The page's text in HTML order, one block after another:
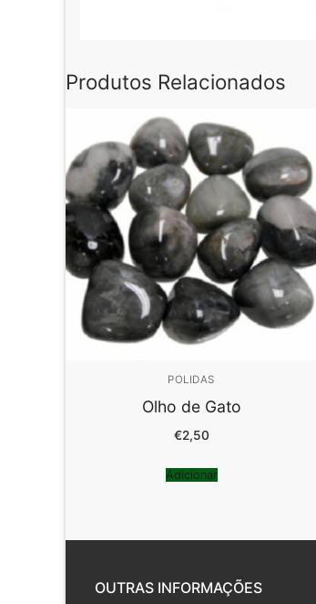
Produtos Relacionados
POLIDAS
Olho de Gato
€2,50
Adicionar
OUTRAS INFORMAÇÕES